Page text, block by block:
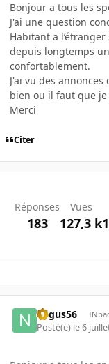
Bonjour a tous les
J'ai une question
Habitant a
depuis longtemps
confortablement.
J'ai vu des
bien ou il faut que
Merci
Citer
Réponses
183
Vues
127,3 k
negus56
Posté(e) le 6